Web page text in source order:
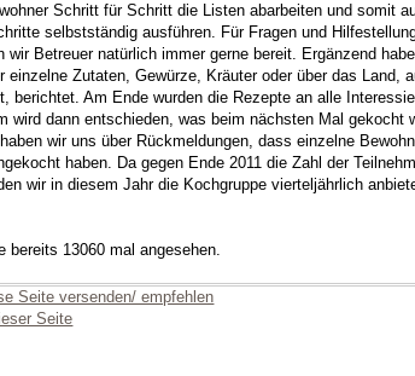
Schritt für Schritt die Listen abarbeiten und somit
selbstständig ausführen. Für Fragen und
wir Betreuer natürlich immer gerne bereit. Ergänzend
einzelne Zutaten, Gewürze, Kräuter oder über das Land,
berichtet. Am Ende wurden die Rezepte an alle
wird dann entschieden, was beim nächsten Mal gekocht
wir uns über Rückmeldungen, dass einzelne
haben. Da gegen Ende 2011 die Zahl der
wir in diesem Jahr die Kochgruppe vierteljährlich
bereits 13060 mal angesehen.
Seite versenden/ empfehlen
Seite